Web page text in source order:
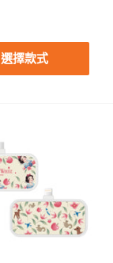
選擇款式